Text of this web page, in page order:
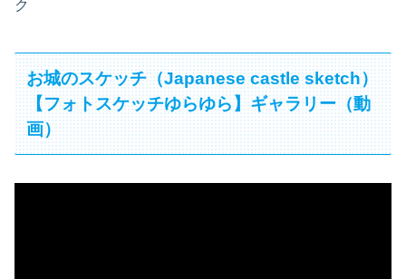
ク
お城のスケッチ（Japanese castle sketch）
【フォトスケッチゆらゆら】ギャラリー（動
画）